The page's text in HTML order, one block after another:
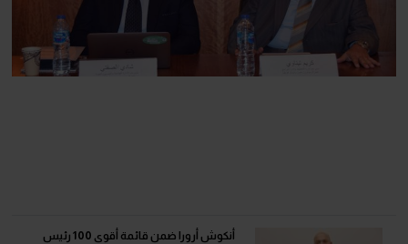
أنكوش أرورا ضمن قائمة أقوى 100 رئيس